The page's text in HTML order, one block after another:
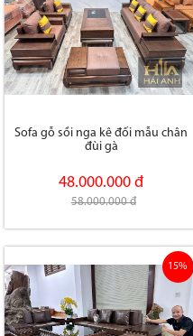
Sofa gỗ sồi nga kê đối mẫu chân
đùi gà
48.000.000 đ
58.000.000 đ
15%